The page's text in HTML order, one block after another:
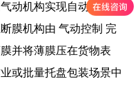
动机构实现自动夹膜、
膜机构由 气动控制 完
并将薄膜压在货物表
或批量托盘包装场景中